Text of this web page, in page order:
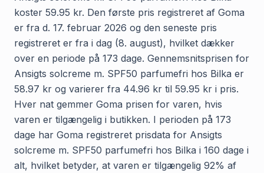
koster 59.95 kr. Den første pris registreret af Goma
er fra d. 17. februar 2026 og den seneste pris
registreret er fra i dag (8. august), hvilket dækker
over en periode på 173 dage. Gennemsnitsprisen for
Ansigts solcreme m. SPF50 parfumefri hos Bilka er
58.97 kr og varierer fra 44.96 kr til 59.95 kr i pris.
Hver nat gemmer Goma prisen for varen, hvis
varen er tilgængelig i butikken. I perioden på 173
dage har Goma registreret prisdata for Ansigts
solcreme m. SPF50 parfumefri hos Bilka i 160 dage i
alt, hvilket betyder, at varen er tilgængelig 92% af